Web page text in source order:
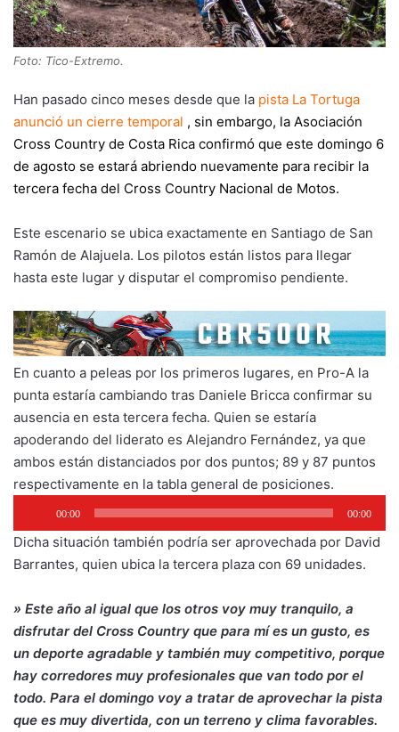
Foto: Tico-Extremo.
Han pasado cinco meses desde que la pista La Tortuga
anunció un cierre temporal , sin embargo, la Asociación
Cross Country de Costa Rica confirmó que este domingo 6
de agosto se estará abriendo nuevamente para recibir la
tercera fecha del Cross Country Nacional de Motos.
Este escenario se ubica exactamente en Santiago de San
Ramón de Alajuela. Los pilotos están listos para llegar
hasta este lugar y disputar el compromiso pendiente.
En cuanto a peleas por los primeros lugares, en Pro-A la
punta estaría cambiando tras Daniele Bricca confirmar su
ausencia en esta tercera fecha. Quien se estaría
apoderando del liderato es Alejandro Fernández, ya que
ambos están distanciados por dos puntos; 89 y 87 puntos
respectivamente en la tabla general de posiciones.
de
audio
00:00 00:00
Dicha situación también podría ser aprovechada por David
Barrantes, quien ubica la tercera plaza con 69 unidades.
» Este año al igual que los otros voy muy tranquilo, a
disfrutar del Cross Country que para mí es un gusto, es
un deporte agradable y también muy competitivo, porque
hay corredores muy profesionales que van todo por el
todo. Para el domingo voy a tratar de aprovechar la pista
que es muy divertida, con un terreno y clima favorables.